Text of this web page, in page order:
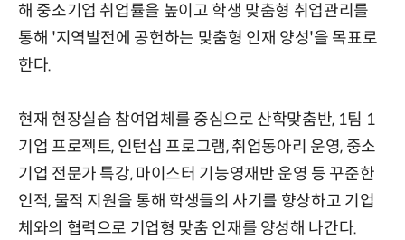
해 중소기업 취업률을 높이고 학생 맞춤형 취업관리를
통해 '지역발전에 공헌하는 맞춤형 인재 양성'을 목표로
한다.
현재 현장실습 참여업체를 중심으로 산학맞춤반, 1팀 1
기업 프로젝트, 인턴십 프로그램, 취업동아리 운영, 중소
기업 전문가 특강, 마이스터 기능영재반 운영 등 꾸준한
인적, 물적 지원을 통해 학생들의 사기를 향상하고 기업
체와의 협력으로 기업형 맞춤 인재를 양성해 나간다.